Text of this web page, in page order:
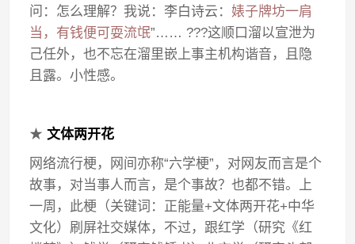
问：怎么理解？我说：李白诗云： 婊子牌坊一肩
当，有钱便可耍流氓”…… ???这顺口溜以宣泄为
己任外，也不忘在溜里嵌上事主机构谐音，且隐
且露。小性感。
★文体两开花
网络流行梗，网间亦称“六学梗”，对网友而言是个
故事，对当事人而言，是个事故？也都不错。上
一周，此梗（关键词：正能量+文体两开花+中华
文化）刷屏社交媒体，不过，跟红学（研究《红